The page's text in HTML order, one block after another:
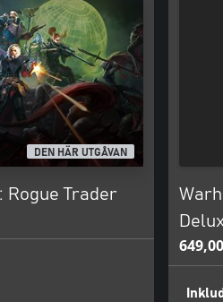
DEN HÄR UTGÅVAN
Rogue Trader